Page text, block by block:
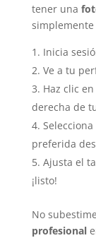
tener una
simplemente
Inicia
Ve a tu
Haz clic
derecha de
preferida
Ajusta el
¡listo!
No
profesional